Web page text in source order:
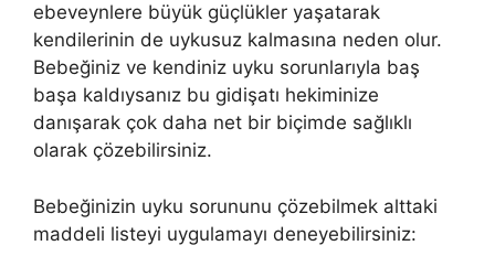
ebeveynlere büyük güçlükler yaşatarak
kendilerinin de uykusuz kalmasına neden olur.
Bebeğiniz ve kendiniz uyku sorunlarıyla baş
başa kaldıysanız bu gidişatı hekiminize
danışarak çok daha net bir biçimde sağlıklı
olarak çözebilirsiniz.
Bebeğinizin uyku sorununu çözebilmek alttaki
maddeli listeyi uygulamayı deneyebilirsiniz: